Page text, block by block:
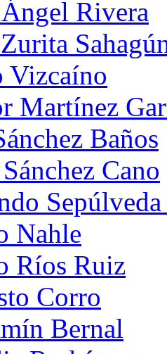
Rivera
Vizcaíno
Martínez
Baños
Cano
Nahle
Ríos Ruiz
Corro
Bernal